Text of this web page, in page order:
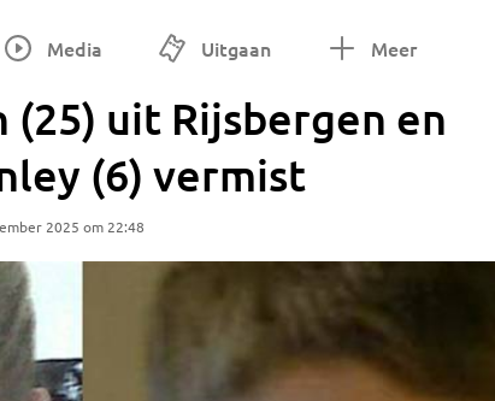
Media Uitgaan Meer
(25) uit Rijsbergen en
(6) vermist
2025 om 22:48